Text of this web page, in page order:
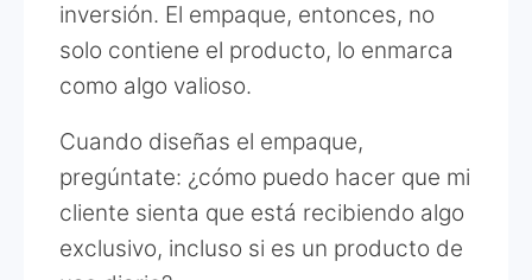
inversión. El empaque, entonces, no
solo contiene el producto, lo enmarca
como algo valioso.
Cuando diseñas el empaque,
pregúntate: ¿cómo puedo hacer que mi
cliente sienta que está recibiendo algo
exclusivo, incluso si es un producto de